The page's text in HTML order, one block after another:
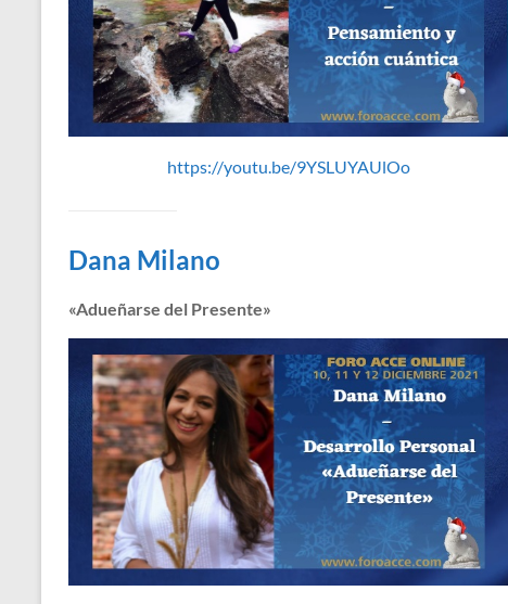
https://youtu.be/9YSLUYAUlOo
Dana Milano
«Adueñarse del Presente»